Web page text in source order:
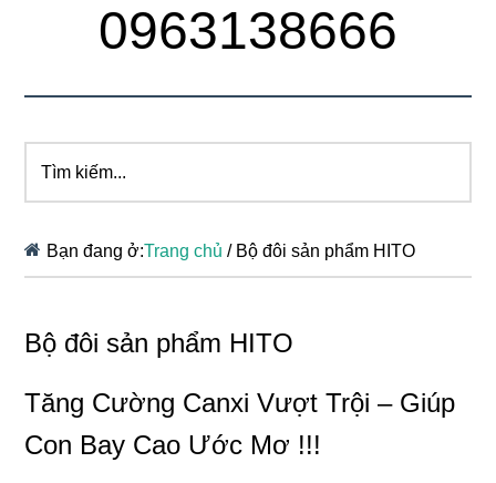
0963138666
kiếm...
Bạn đang ở:Trang chủ /Bộ đôi sản phẩm HITO
Bộ đôi sản phẩm HITO
Tăng Cường Canxi Vượt Trội – Giúp
Con Bay Cao Ước Mơ !!!